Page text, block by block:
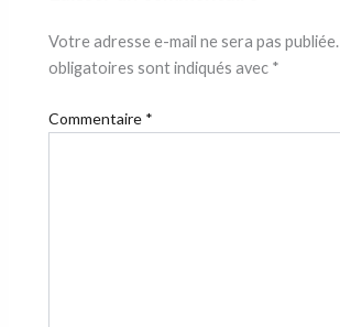
Votre adresse e-mail ne sera pas publiée.
obligatoires sont indiqués avec *
Commentaire *